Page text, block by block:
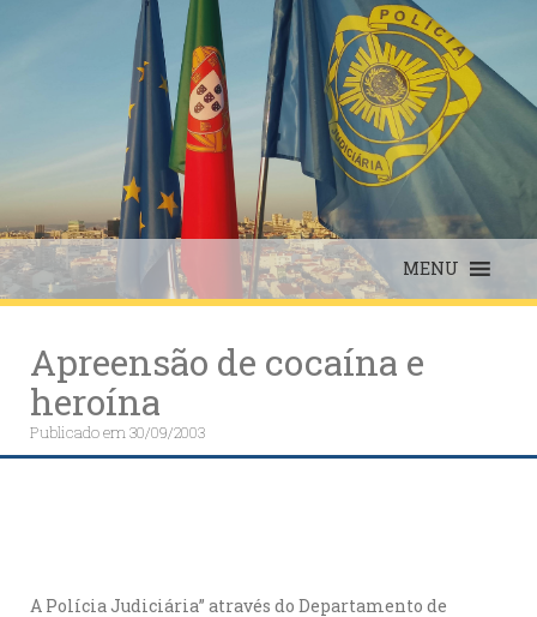
MENU
Apreensão de cocaína e
heroína
Publicado em30/09/2003
A Polícia Judiciária” através do Departamento de